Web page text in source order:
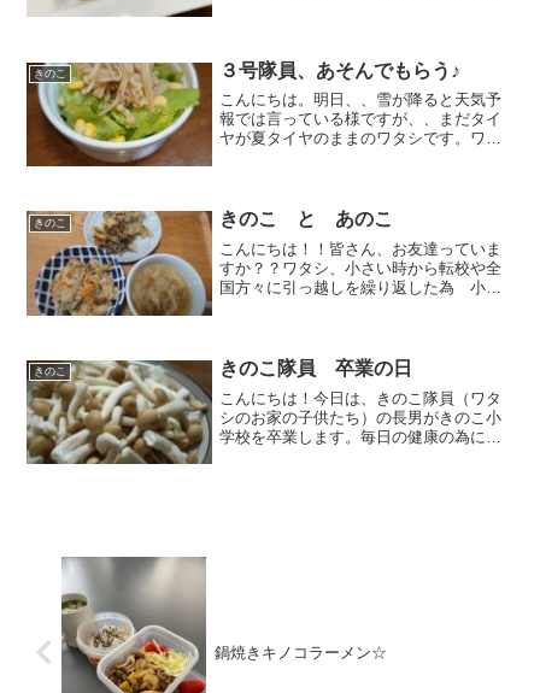
ら、、行きましたけど...
きのこ ３号隊員、あそんでもらう♪
こんにちは。明日、、雪が降ると天気予
報では言っている様ですが、、まだタイ
ヤが夏タイヤのままのワタシです。ワタ
被ると、その次は市街地に...
きのこ きのこ と あのこ
こんにちは！！皆さん、お友達っていま
すか？？ワタシ、小さい時から転校や全
国方々に引っ越しを繰り返した為 小さ
うに、携帯電話が復旧してい...
きのこ きのこ隊員 卒業の日
こんにちは！今日は、きのこ隊員（ワタ
シのお家の子供たち）の長男がきのこ小
学校を卒業します。毎日の健康の為に
鍋焼きキノコラーメン☆